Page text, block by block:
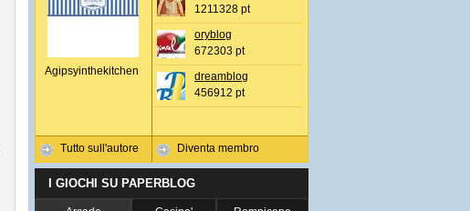
Agipsyinthekitchen
Tutto sull'autore
1211328 pt
oryblog
672303 pt
dreamblog
456912 pt
Diventa membro
I GIOCHI SU PAPERBLOG